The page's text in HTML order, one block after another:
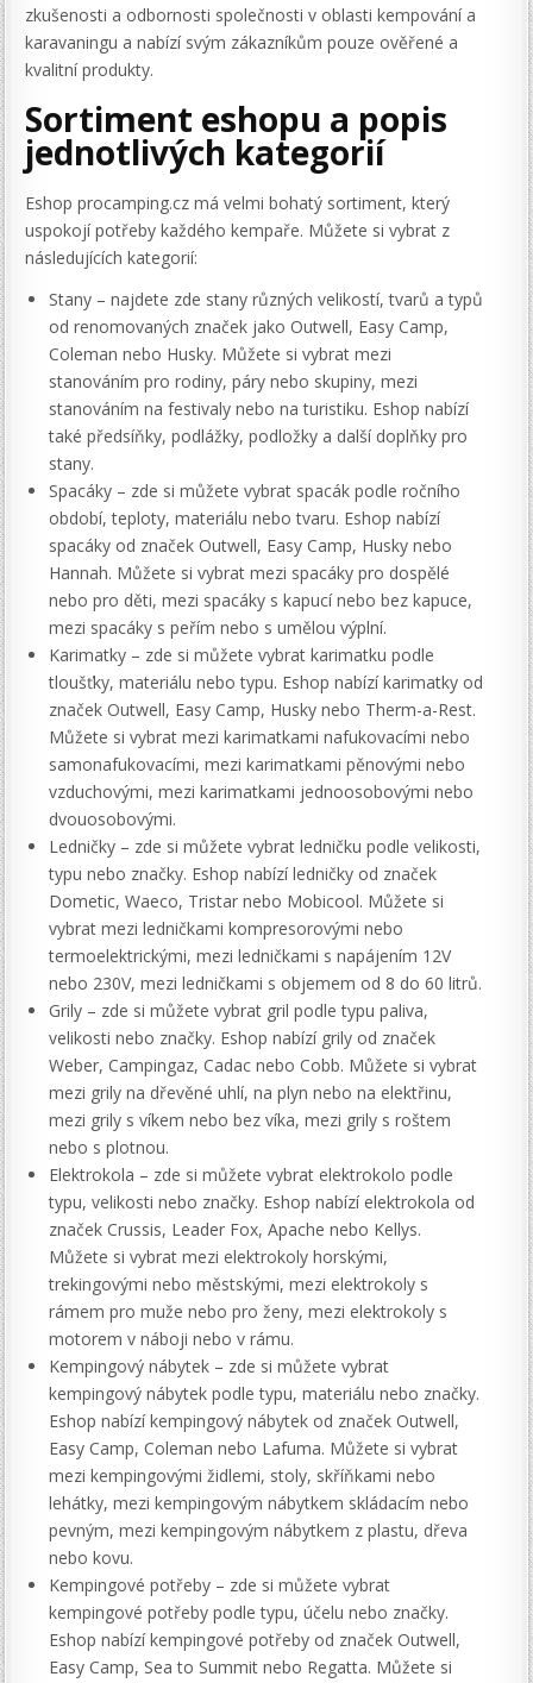
zkušenosti a odbornosti společnosti v oblasti kempování a
karavaningu a nabízí svým zákazníkům pouze ověřené a
kvalitní produkty.
Sortiment eshopu a popis
jednotlivých kategorií
Eshop procamping.cz má velmi bohatý sortiment, který
uspokojí potřeby každého kempaře. Můžete si vybrat z
následujících kategorií:
Stany – najdete zde stany různých velikostí, tvarů a typů
od renomovaných značek jako Outwell, Easy Camp,
Coleman nebo Husky. Můžete si vybrat mezi
stanováním pro rodiny, páry nebo skupiny, mezi
stanováním na festivaly nebo na turistiku. Eshop nabízí
také předsíňky, podlážky, podložky a další doplňky pro
stany.
Spacáky – zde si můžete vybrat spacák podle ročního
období, teploty, materiálu nebo tvaru. Eshop nabízí
spacáky od značek Outwell, Easy Camp, Husky nebo
Hannah. Můžete si vybrat mezi spacáky pro dospělé
nebo pro děti, mezi spacáky s kapucí nebo bez kapuce,
mezi spacáky s peřím nebo s umělou výplní.
Karimatky – zde si můžete vybrat karimatku podle
tloušťky, materiálu nebo typu. Eshop nabízí karimatky od
značek Outwell, Easy Camp, Husky nebo Therm-a-Rest.
Můžete si vybrat mezi karimatkami nafukovacími nebo
samonafukovacími, mezi karimatkami pěnovými nebo
vzduchovými, mezi karimatkami jednoosobovými nebo
dvouosobovými.
Ledničky – zde si můžete vybrat ledničku podle velikosti,
typu nebo značky. Eshop nabízí ledničky od značek
Dometic, Waeco, Tristar nebo Mobicool. Můžete si
vybrat mezi ledničkami kompresorovými nebo
termoelektrickými, mezi ledničkami s napájením 12V
nebo 230V, mezi ledničkami s objemem od 8 do 60 litrů.
Grily – zde si můžete vybrat gril podle typu paliva,
velikosti nebo značky. Eshop nabízí grily od značek
Weber, Campingaz, Cadac nebo Cobb. Můžete si vybrat
mezi grily na dřevěné uhlí, na plyn nebo na elektřinu,
mezi grily s víkem nebo bez víka, mezi grily s roštem
nebo s plotnou.
Elektrokola – zde si můžete vybrat elektrokolo podle
typu, velikosti nebo značky. Eshop nabízí elektrokola od
značek Crussis, Leader Fox, Apache nebo Kellys.
Můžete si vybrat mezi elektrokoly horskými,
trekingovými nebo městskými, mezi elektrokoly s
rámem pro muže nebo pro ženy, mezi elektrokoly s
motorem v náboji nebo v rámu.
Kempingový nábytek – zde si můžete vybrat
kempingový nábytek podle typu, materiálu nebo značky.
Eshop nabízí kempingový nábytek od značek Outwell,
Easy Camp, Coleman nebo Lafuma. Můžete si vybrat
mezi kempingovými židlemi, stoly, skříňkami nebo
lehátky, mezi kempingovým nábytkem skládacím nebo
pevným, mezi kempingovým nábytkem z plastu, dřeva
nebo kovu.
Kempingové potřeby – zde si můžete vybrat
kempingové potřeby podle typu, účelu nebo značky.
Eshop nabízí kempingové potřeby od značek Outwell,
Easy Camp, Sea to Summit nebo Regatta. Můžete si